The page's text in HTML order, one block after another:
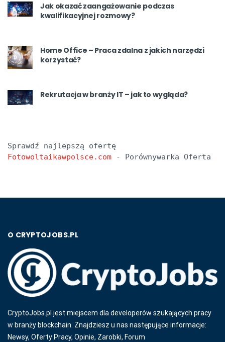
Jak okazać zaangażowanie podczas
kwalifikacyjnej rozmowy?
Home Office – Praca zdalna z jakich narzędzi
korzystać?
Rekrutacja w branży IT – jak to wygląda?
Fotowoltaikawpolsce.com - Porównywarka Oferta
O CRYPTOJOBS.PL
CryptoJobs.pl jest miejscem dla developerów szukających pracy
w branży blockchain. Znajdziesz u nas następujące informacje:
Newsy, Oferty Pracy, Opinie, Zarobki, Forum